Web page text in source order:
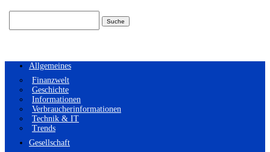
Allgemeines
Finanzwelt
Geschichte
Informationen
Verbraucherinformationen
Technik & IT
Trends
Gesellschaft